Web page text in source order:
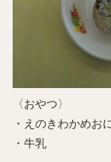
〈おやつ〉
・えのきわかめお
・牛乳